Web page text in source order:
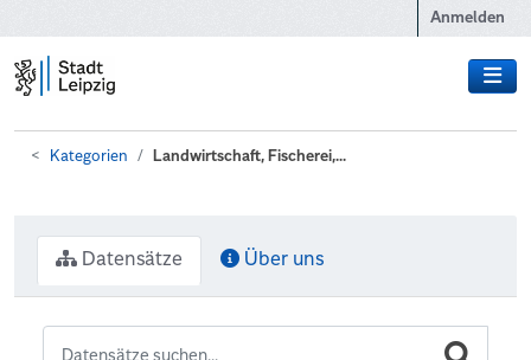
Anmelden
Kategorien Landwirtschaft, Fischerei,...
Datensätze Über uns